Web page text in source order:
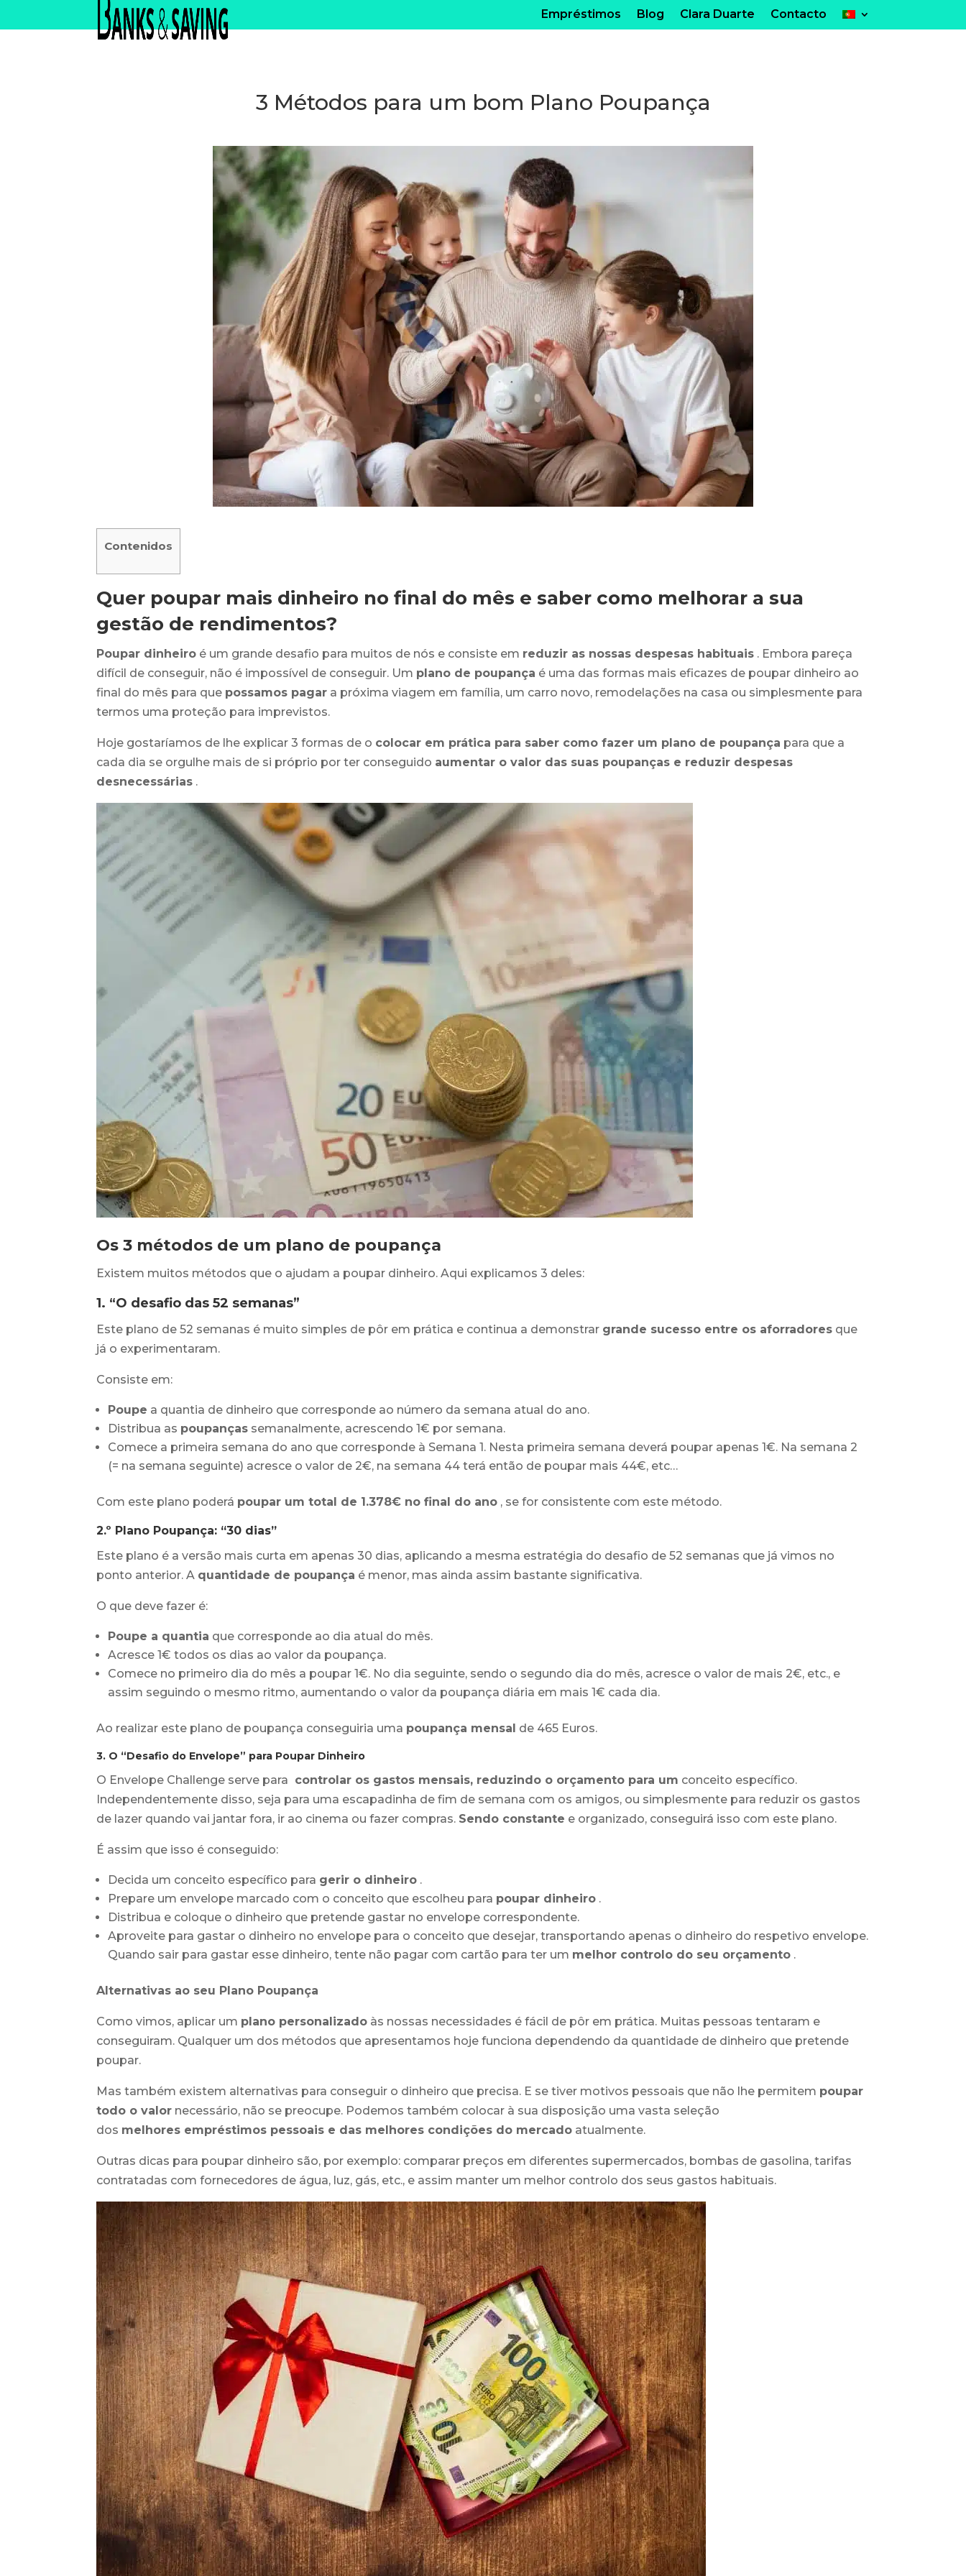
Empréstimos Blog Clara Duarte Contacto
3 Métodos para um bom Plano Poupança
Contenidos
Quer poupar mais dinheiro no final do mês e saber como melhorar a sua
gestão de rendimentos?
Poupar dinheiro é um grande desafio para muitos de nós e consiste em reduzir as nossas despesas habituais . Embora pareça
difícil de conseguir, não é impossível de conseguir. Um plano de poupança é uma das formas mais eficazes de poupar dinheiro ao
final do mês para que possamos pagar a próxima viagem em família, um carro novo, remodelações na casa ou simplesmente para
termos uma proteção para imprevistos.
Hoje gostaríamos de lhe explicar 3 formas de o colocar em prática para saber como fazer um plano de poupança para que a
cada dia se orgulhe mais de si próprio por ter conseguido aumentar o valor das suas poupanças e reduzir despesas
desnecessárias .
Os 3 métodos de um plano de poupança
Existem muitos métodos que o ajudam a poupar dinheiro. Aqui explicamos 3 deles:
1. “O desafio das 52 semanas”
Este plano de 52 semanas é muito simples de pôr em prática e continua a demonstrar grande sucesso entre os aforradores que
já o experimentaram.
Consiste em:
Poupe a quantia de dinheiro que corresponde ao número da semana atual do ano.
Distribua as poupanças semanalmente, acrescendo 1€ por semana.
Comece a primeira semana do ano que corresponde à Semana 1. Nesta primeira semana deverá poupar apenas 1€. Na semana 2
(= na semana seguinte) acresce o valor de 2€, na semana 44 terá então de poupar mais 44€, etc…
Com este plano poderá poupar um total de 1.378€ no final do ano , se for consistente com este método.
2.º Plano Poupança: “30 dias”
Este plano é a versão mais curta em apenas 30 dias, aplicando a mesma estratégia do desafio de 52 semanas que já vimos no
ponto anterior.A quantidade de poupança é menor, mas ainda assim bastante significativa.
O que deve fazer é:
Poupe a quantia que corresponde ao dia atual do mês.
Acresce 1€ todos os dias ao valor da poupança.
Comece no primeiro dia do mês a poupar 1€. No dia seguinte, sendo o segundo dia do mês, acresce o valor de mais 2€, etc., e
assim seguindo o mesmo ritmo, aumentando o valor da poupança diária em mais 1€ cada dia.
Ao realizar este plano de poupança conseguiria uma poupança mensal de 465 Euros.
3. O “Desafio do Envelope” para Poupar Dinheiro
O Envelope Challenge serve para controlar os gastos mensais, reduzindo o orçamento para um conceito específico.
Independentemente disso, seja para uma escapadinha de fim de semana com os amigos, ou simplesmente para reduzir os gastos
de lazer quando vai jantar fora, ir ao cinema ou fazer compras. Sendo constante e organizado, conseguirá isso com este plano.
É assim que isso é conseguido:
Decida um conceito específico para gerir o dinheiro .
Prepare um envelope marcado com o conceito que escolheu para poupar dinheiro .
Distribua e coloque o dinheiro que pretende gastar no envelope correspondente.
Aproveite para gastar o dinheiro no envelope para o conceito que desejar, transportando apenas o dinheiro do respetivo envelope.
Quando sair para gastar esse dinheiro, tente não pagar com cartão para ter um melhor controlo do seu orçamento .
Alternativas ao seu Plano Poupança
Como vimos, aplicar um plano personalizado às nossas necessidades é fácil de pôr em prática. Muitas pessoas tentaram e
conseguiram. Qualquer um dos métodos que apresentamos hoje funciona dependendo da quantidade de dinheiro que pretende
poupar.
Mas também existem alternativas para conseguir o dinheiro que precisa. E se tiver motivos pessoais que não lhe permitem poupar
todo o valor necessário, não se preocupe. Podemos também colocar à sua disposição uma vasta seleção
dos melhores empréstimos pessoais e das melhores condições do mercado atualmente.
Outras dicas para poupar dinheiro são, por exemplo: comparar preços em diferentes supermercados, bombas de gasolina, tarifas
contratadas com fornecedores de água, luz, gás, etc., e assim manter um melhor controlo dos seus gastos habituais.